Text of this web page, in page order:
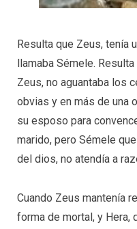
Resulta que Zeus, tenía
llamaba Sémele.
Zeus, no aguantaba los
obvias y en más de una
su esposo para
marido, pero Sémele
del dios, no atendía a
Cuando Zeus mantenía
forma de mortal, y Hera,